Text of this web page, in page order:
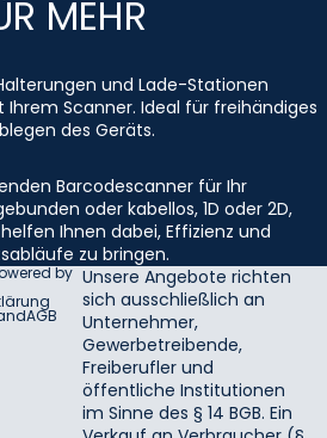
MEHR
und Lade-Stationen
Scanner. Ideal für freihändiges
des Geräts.
Barcodescanner für Ihr
oder kabellos, 1D oder 2D,
Ihnen dabei, Effizienz und
zu bringen.
by
AGB
Unsere Angebote richten
sich ausschließlich an
Unternehmer,
Gewerbetreibende,
Freiberufler und
öffentliche Institutionen
im Sinne des § 14 BGB. Ein